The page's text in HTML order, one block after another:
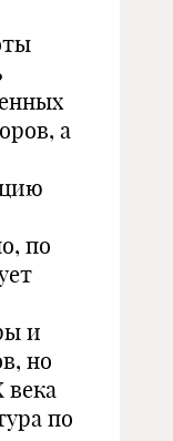
а
по
и
но
века
по